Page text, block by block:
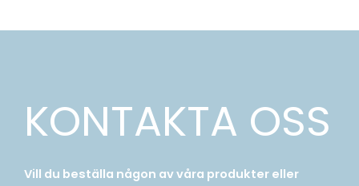
KONTAKTA OSS
Vill du beställa någon av våra produkter eller